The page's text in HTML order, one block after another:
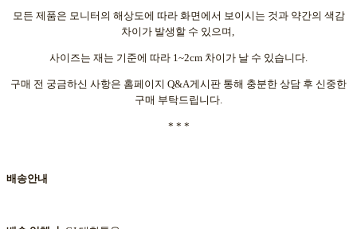
모든 제품은 모니터의 해상도에 따라 화면에서 보이시는 것과 약간의 색감
차이가 발생할 수 있으며,
사이즈는 재는 기준에 따라 1~2cm 차이가 날 수 있습니다.
구매 전 궁금하신 사항은 홈페이지 Q&A게시판 통해 충분한 상담 후 신중한
구매 부탁드립니다.
* * *
배송안내